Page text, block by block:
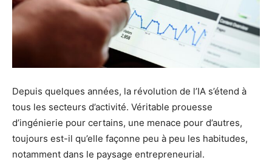
Depuis quelques années, la révolution de l’IA s’étend à
tous les secteurs d’activité. Véritable prouesse
d’ingénierie pour certains, une menace pour d’autres,
toujours est-il qu’elle façonne peu à peu les habitudes,
notamment dans le paysage entrepreneurial.